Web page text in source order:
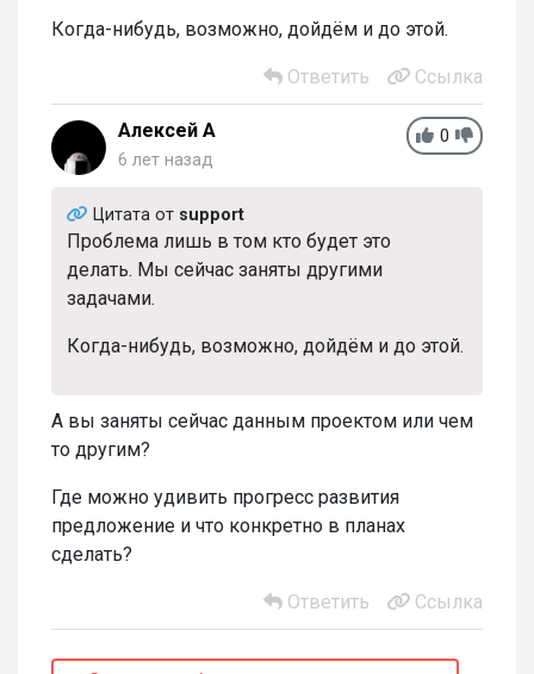
Когда-нибудь, возможно, дойдём и до этой.
Ответить Ссылка
0
Алексей А
6 лет назад
Цитата от support
Проблема лишь в том кто будет это
делать. Мы сейчас заняты другими
задачами.
Когда-нибудь, возможно, дойдём и до этой.
А вы заняты сейчас данным проектом или чем
то другим?
Где можно удивить прогресс развития
предложение и что конкретно в планах
сделать?
Ответить Ссылка